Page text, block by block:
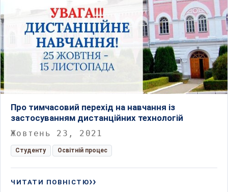
Про тимчасовий перехід на навчання із
застосуванням дистанційних технологій
Жовтень 23, 2021
Студенту Освітній процес
ЧИТАТИ ПОВНІСТЮ